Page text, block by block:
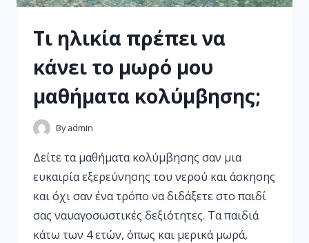
Τι ηλικία πρέπει να
κάνει το μωρό μου
μαθήματα κολύμβησης;
By admin
Δείτε τα μαθήματα κολύμβησης σαν μια
ευκαιρία εξερεύνησης του νερού και άσκησης
και όχι σαν ένα τρόπο να διδάξετε στο παιδί
σας ναυαγοσωστικές δεξιότητες. Τα παιδιά
κάτω των 4 ετών, όπως και μερικά μωρά,